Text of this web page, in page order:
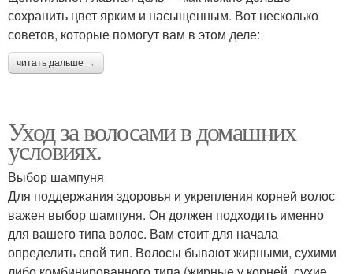
сохранить цвет ярким и насыщенным. Вот несколько
советов, которые помогут вам в этом деле:
читать дальше →
Уход за волосами в домашних
условиях.
Выбор шампуня
Для поддержания здоровья и укрепления корней волос
важен выбор шампуня. Он должен подходить именно
для вашего типа волос. Вам стоит для начала
определить свой тип. Волосы бывают жирными, сухими